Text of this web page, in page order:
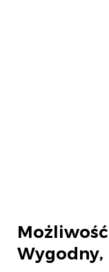
Wygodny,